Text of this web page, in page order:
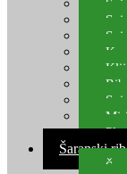
Šaranski